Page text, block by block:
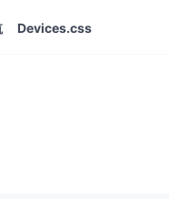
Devices.css